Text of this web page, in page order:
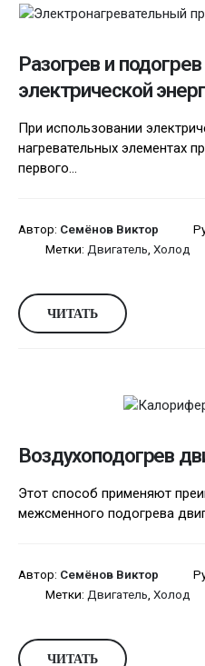
Разогрев и
электрической
При использовании
нагревательных элементах
первого...
Автор: Семёнов Виктор
Метки: Двигатель, Холод
ЧИТАТЬ
Воздухоподогрев
Этот способ применяют
межсменного подогрева
Автор: Семёнов Виктор
Метки: Двигатель, Холод
ЧИТАТЬ